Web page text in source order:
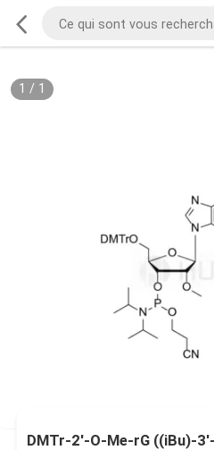
1 / 1
DMTr-2'-O-Me-rG ((iBu)-